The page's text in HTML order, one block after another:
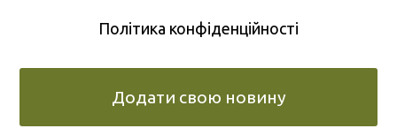
Політика конфіденційності
Додати свою новину